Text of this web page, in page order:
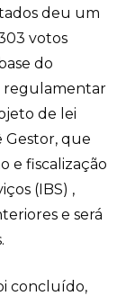
deu um
votos
do
regulamentar
de lei
que
e fiscalização
(IBS) ,
e será
concluído,